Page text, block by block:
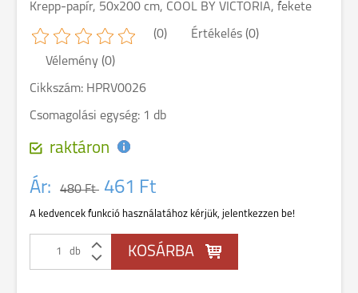
Krepp-papír, 50x200 cm, COOL BY VICTORIA, fekete
(0) Értékelés (0)
Vélemény (0)
Cikkszám: HPRV0026
Csomagolási egység: 1 db
raktáron
Ár: 480 Ft 461 Ft
A kedvencek funkció használatához kérjük, jelentkezzen be!
db